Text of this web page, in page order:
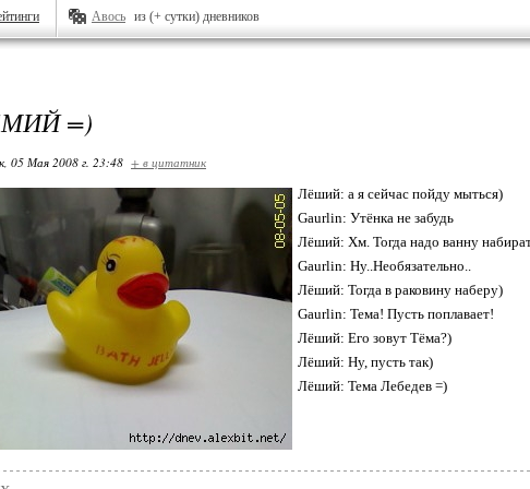
Авось из (+ сутки) дневников
=)
05 Мая 2008 г. 23:48 + в цитатник
Лёший: а я сейчас пойду мыться)
Gaurlin: Утёнка не забудь
Лёший: Хм. Тогда надо ванну
Gaurlin: Ну..Необязательно..
Лёший: Тогда в раковину наберу)
Gaurlin: Тема! Пусть поплавает!
Лёший: Его зовут Тёма?)
Лёший: Ну, пусть так)
Лёший: Тема Лебедев =)